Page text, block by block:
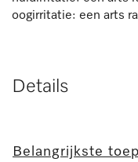
oogirritatie: een arts
Details
Belangrijkste